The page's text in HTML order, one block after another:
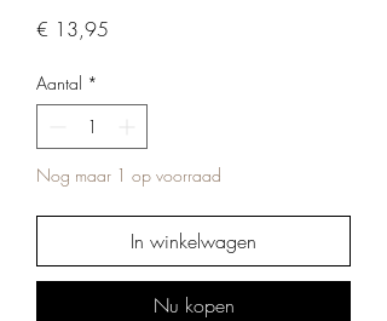
€ 13,95
Aantal *
Nog maar 1 op voorraad
In winkelwagen
Nu kopen